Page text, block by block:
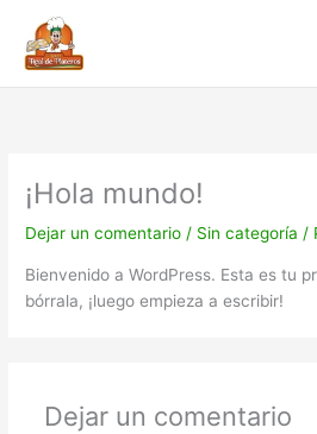
contenido
¡Hola mundo!
Dejar un comentario / Sin categoría /
Bienvenido a WordPress. Esta es tu
bórrala, ¡luego empieza a escribir!
Dejar un comentario